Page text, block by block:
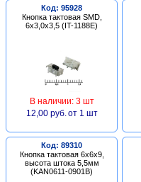
Код: 95928
Кнопка тактовая SMD,
6х3,0х3,5 (IT-1188E)
В наличии: 3 шт
12,00 руб. от 1 шт
Код: 89310
Кнопка тактовая 6х6х9,
высота штока 5,5мм
(KAN0611-0901B)